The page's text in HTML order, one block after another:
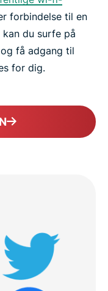
forbindelse til en
du surfe på
få adgang til
for dig.